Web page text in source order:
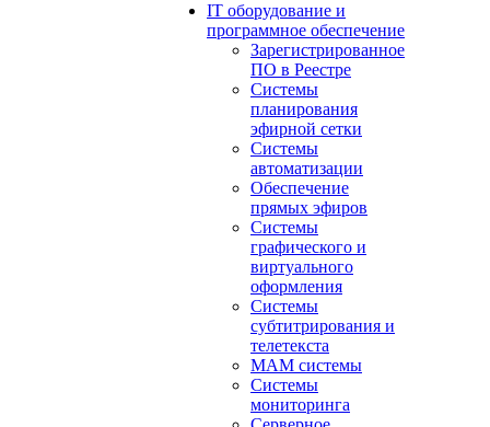
IT оборудование и
программное обеспечение
Зарегистрированное
ПО в Реестре
Системы
планирования
эфирной сетки
Системы
автоматизации
Обеспечение
прямых эфиров
Системы
графического и
виртуального
оформления
Системы
субтитрирования и
телетекста
MAM системы
Системы
мониторинга